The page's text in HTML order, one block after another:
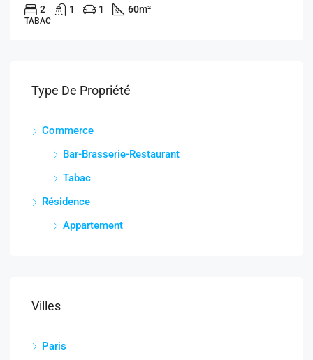
2 1 1 60m²
TABAC
Type De Propriété
Commerce
Bar-Brasserie-Restaurant
Tabac
Résidence
Appartement
Villes
Paris